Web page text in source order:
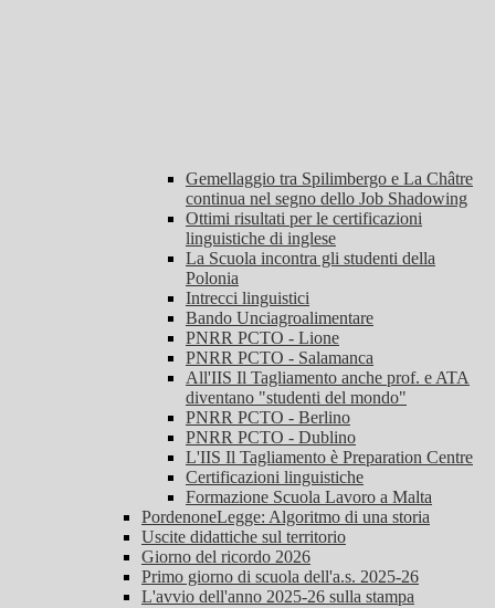
Gemellaggio tra Spilimbergo e La Châtre
continua nel segno dello Job Shadowing
Ottimi risultati per le certificazioni
linguistiche di inglese
La Scuola incontra gli studenti della
Polonia
Intrecci linguistici
Bando Unciagroalimentare
PNRR PCTO - Lione
PNRR PCTO - Salamanca
All'IIS Il Tagliamento anche prof. e ATA
diventano "studenti del mondo"
PNRR PCTO - Berlino
PNRR PCTO - Dublino
L'IIS Il Tagliamento è Preparation Centre
Certificazioni linguistiche
Formazione Scuola Lavoro a Malta
PordenoneLegge: Algoritmo di una storia
Uscite didattiche sul territorio
Giorno del ricordo 2026
Primo giorno di scuola dell'a.s. 2025-26
L'avvio dell'anno 2025-26 sulla stampa